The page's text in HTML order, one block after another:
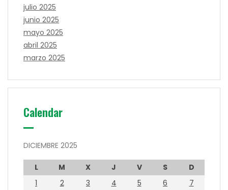
julio 2025
junio 2025
mayo 2025
abril 2025
marzo 2025
Calendar
DICIEMBRE 2025
L M X J V S
D
1
2 3 4 5 6
7